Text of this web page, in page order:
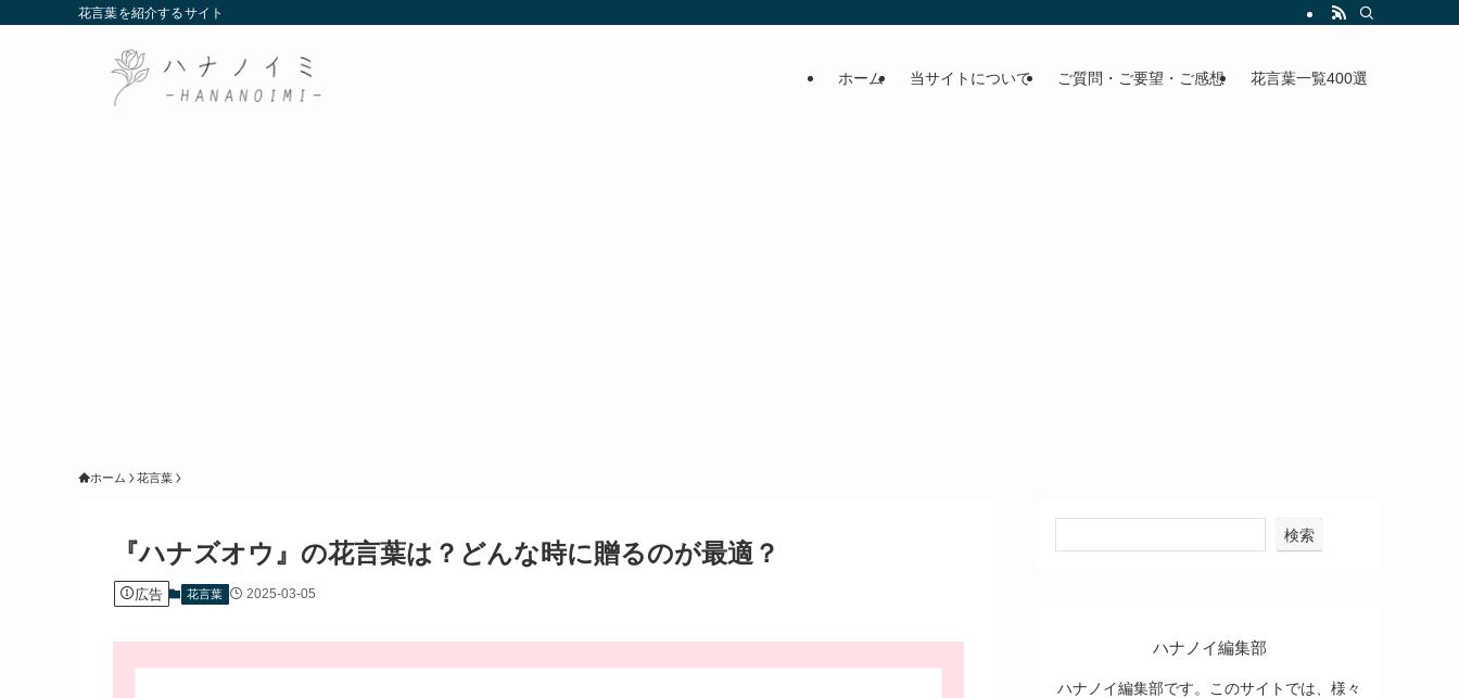
花言葉を紹介するサイト
ホーム 当サイトについて ご質問・ご要望・ご感想 花言葉一覧400選
ホーム 花言葉
『ハナズオウ』の花言葉は？どんな時に贈るのが最適？
広告 花言葉 2025-03-05
検索
ハナノイ編集部
ハナノイ編集部です。このサイトでは、様々